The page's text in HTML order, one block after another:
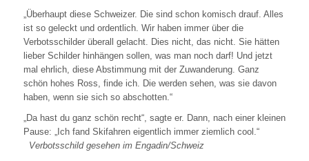
„Überhaupt diese Schweizer. Die sind schon komisch drauf. Alles
ist so geleckt und ordentlich. Wir haben immer über die
Verbotsschilder überall gelacht. Dies nicht, das nicht. Sie hätten
lieber Schilder hinhängen sollen, was man noch darf! Und jetzt
mal ehrlich, diese Abstimmung mit der Zuwanderung. Ganz
schön hohes Ross, finde ich. Die werden sehen, was sie davon
haben, wenn sie sich so abschotten.“
„Da hast du ganz schön recht“, sagte er. Dann, nach einer kleinen
Pause: „Ich fand Skifahren eigentlich immer ziemlich cool.“
Verbotsschild gesehen im Engadin/Schweiz